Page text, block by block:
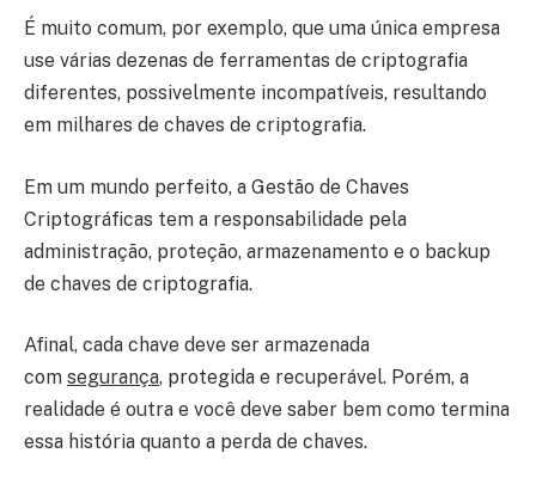
É muito comum, por exemplo, que uma única empresa
use várias dezenas de ferramentas de criptografia
diferentes, possivelmente incompatíveis, resultando
em milhares de chaves de criptografia.
Em um mundo perfeito, a Gestão de Chaves
Criptográficas tem a responsabilidade pela
administração, proteção, armazenamento e o backup
de chaves de criptografia.
Afinal, cada chave deve ser armazenada
com segurança, protegida e recuperável. Porém, a
realidade é outra e você deve saber bem como termina
essa história quanto a perda de chaves.